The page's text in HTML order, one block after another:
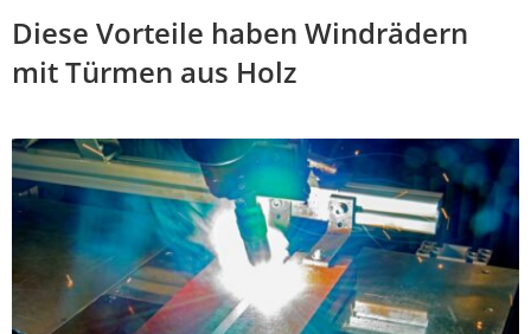
Diese Vorteile haben Windrädern
mit Türmen aus Holz